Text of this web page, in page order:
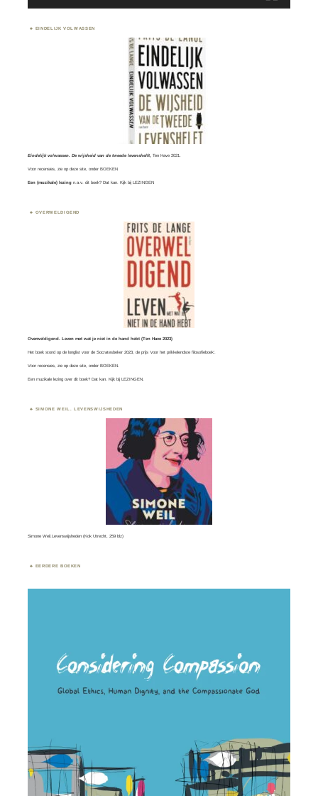
EINDELIJK VOLWASSEN
Eindelijk volwassen. De wijsheid van de tweede levenshelft, Ten Have 2021.
Voor recensies, zie op deze site, onderBOEKEN
Een (muzikale) lezing n.a.v. dit boek? Dat kan. Kijk bijLEZINGEN
OVERWELDIGEND
Overweldigend. Leven met wat je niet in de hand hebt (Ten Have 2023)
Het boek stond op de longlist voor deSocratesbeker 2023, de prijs ‘voor het prikkelendste filosofieboek’.
Voor recensies, zie op deze site, onderBOEKEN
Een muzikale lezing over dit boek? Dat kan. Kijk bijLEZINGEN.
SIMONE WEIL. LEVENSWIJSHEDEN
Simone Weil.Levenswijsheden (Kok Utrecht, 259 blz)
EERDERE BOEKEN